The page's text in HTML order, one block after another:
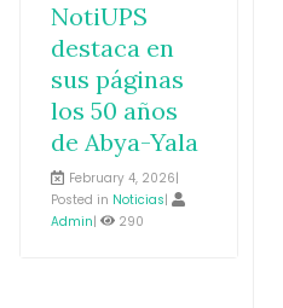
NotiUPS
destaca en
sus páginas
los 50 años
de Abya-Yala
February 4, 2026|
Posted in Noticias|
Admin| 290